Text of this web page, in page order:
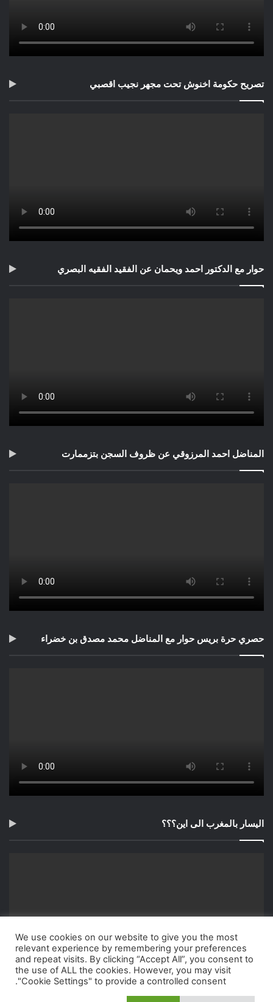
تصريح حكومة اخنوش تحت مجهر نجيب اقصبي
حوار مع الدكتور احمد ويحمان عن الفقيد الفقيه البصري
المناضل احمد المرزوقي عن ظروف السجن بتزممارت
حصري حرة بريس حوار مع المناضل محمد مصدق بن خضراء
اليسار بالمغرب الى اين؟؟؟
We use cookies on our website to give you the most
relevant experience by remembering your preferences
and repeat visits. By clicking “Accept All”, you consent to
the use of ALL the cookies. However, you may visit
"Cookie Settings" to provide a controlled consent.